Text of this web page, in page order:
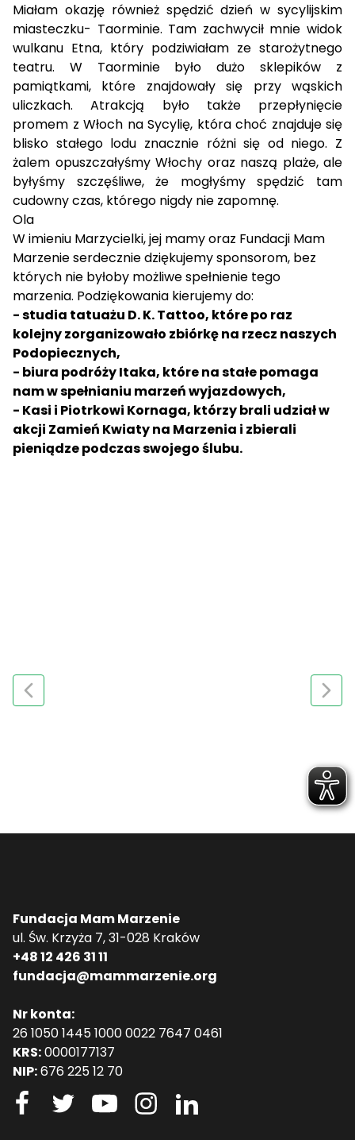
Miałam okazję również spędzić dzień w sycylijskim
miasteczku- Taorminie. Tam zachwycił mnie widok
wulkanu Etna, który podziwiałam ze starożytnego
teatru. W Taorminie było dużo sklepików z
pamiątkami, które znajdowały się przy wąskich
uliczkach. Atrakcją było także przepłynięcie
promem z Włoch na Sycylię, która choć znajduje się
blisko stałego lodu znacznie różni się od niego. Z
żalem opuszczałyśmy Włochy oraz naszą plaże, ale
byłyśmy szczęśliwe, że mogłyśmy spędzić tam
cudowny czas, którego nigdy nie zapomnę.
Ola
W imieniu Marzycielki, jej mamy oraz Fundacji Mam
Marzenie serdecznie dziękujemy sponsorom, bez
których nie byłoby możliwe spełnienie tego
marzenia. Podziękowania kierujemy do:
- studia tatuażu D. K. Tattoo, które po raz
kolejny zorganizowało zbiórkę na rzecz naszych
Podopiecznych,
- biura podróży Itaka, które na stałe pomaga
nam w spełnianiu marzeń wyjazdowych,
- Kasi i Piotrkowi Kornaga, którzy brali udział w
akcji Zamień Kwiaty na Marzenia i zbierali
pieniądze podczas swojego ślubu.
Fundacja Mam Marzenie
ul. Św. Krzyża 7, 31-028 Kraków
+48 12 426 31 11
fundacja@mammarzenie.org
Nr konta:
26 1050 1445 1000 0022 7647 0461
KRS:0000177137
NIP:676 225 12 70